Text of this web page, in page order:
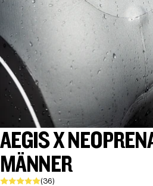
AEGIS X
MÄNNER
(36)